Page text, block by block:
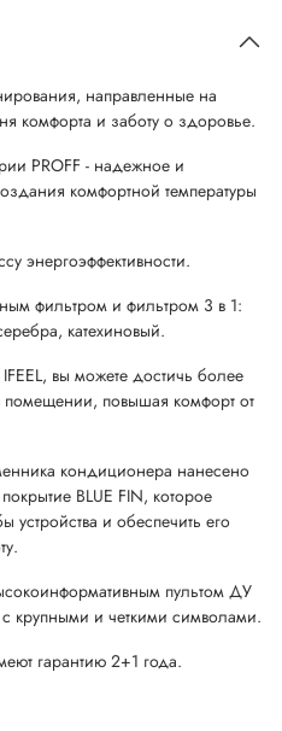
направленные на
комфорта и заботу о здоровье.
PROFF - надежное и
комфортной температуры
энергоэффективности.
фильтром и фильтром 3 в 1:
катехиновый.
вы можете достичь более
помещении, повышая комфорт от
кондиционера нанесено
BLUE FIN, которое
устройства и обеспечить его
пультом ДУ
крупными и четкими символами.
гарантию 2+1 года.